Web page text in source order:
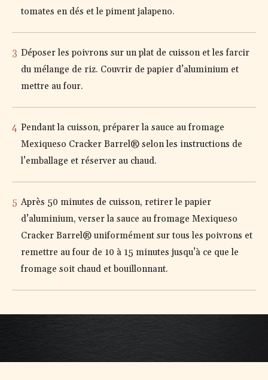
tomates en dés et le piment jalapeno.
Déposer les poivrons sur un plat de cuisson et les farcir
du mélange de riz. Couvrir de papier d’aluminium et
mettre au four.
Pendant la cuisson, préparer la sauce au fromage
Mexiqueso Cracker Barrel® selon les instructions de
l’emballage et réserver au chaud.
Après 50 minutes de cuisson, retirer le papier
d’aluminium, verser la sauce au fromage Mexiqueso
Cracker Barrel® uniformément sur tous les poivrons et
remettre au four de 10 à 15 minutes jusqu’à ce que le
fromage soit chaud et bouillonnant.